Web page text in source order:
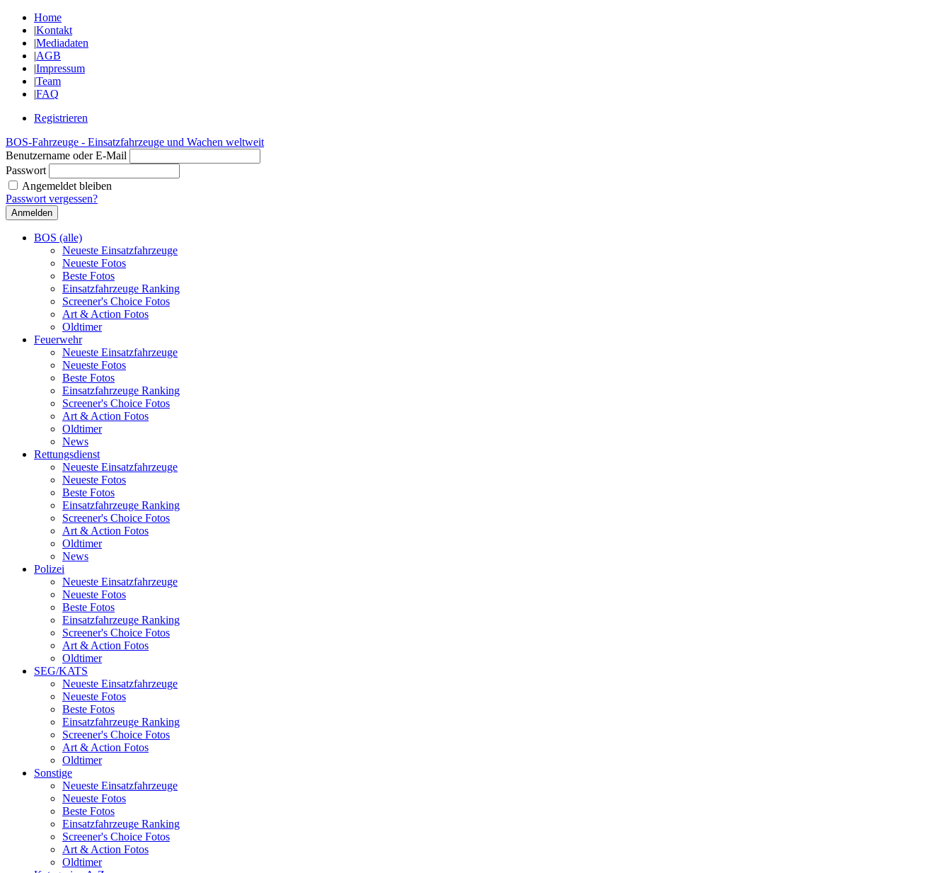
Home
|Kontakt
|Mediadaten
|AGB
|Impressum
|Team
|FAQ
Registrieren
BOS-Fahrzeuge - Einsatzfahrzeuge und Wachen weltweit
Benutzername oder E-Mail
Passwort
Angemeldet bleiben
Passwort vergessen?
BOS (alle)
Neueste Einsatzfahrzeuge
Neueste Fotos
Beste Fotos
Einsatzfahrzeuge Ranking
Screener's Choice Fotos
Art & Action Fotos
Oldtimer
Feuerwehr
Neueste Einsatzfahrzeuge
Neueste Fotos
Beste Fotos
Einsatzfahrzeuge Ranking
Screener's Choice Fotos
Art & Action Fotos
Oldtimer
News
Rettungsdienst
Neueste Einsatzfahrzeuge
Neueste Fotos
Beste Fotos
Einsatzfahrzeuge Ranking
Screener's Choice Fotos
Art & Action Fotos
Oldtimer
News
Polizei
Neueste Einsatzfahrzeuge
Neueste Fotos
Beste Fotos
Einsatzfahrzeuge Ranking
Screener's Choice Fotos
Art & Action Fotos
Oldtimer
SEG/KATS
Neueste Einsatzfahrzeuge
Neueste Fotos
Beste Fotos
Einsatzfahrzeuge Ranking
Screener's Choice Fotos
Art & Action Fotos
Oldtimer
Sonstige
Neueste Einsatzfahrzeuge
Neueste Fotos
Beste Fotos
Einsatzfahrzeuge Ranking
Screener's Choice Fotos
Art & Action Fotos
Oldtimer